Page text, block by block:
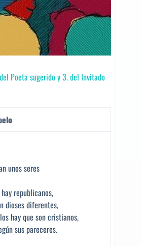
Poeta sugerido y 3. del Invitado
unos seres
republicanos,
dioses diferentes,
hay que son cristianos,
sus pareceres.